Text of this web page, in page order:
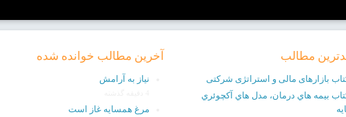
آخرین مطالب خوانده شده
نیاز به آرامش
مرغ همسایه غاز است
مطالب
بازارهای مالی و استراتژی شرکتی
بيمه هاي درمان، مدل هاي آكچوئري